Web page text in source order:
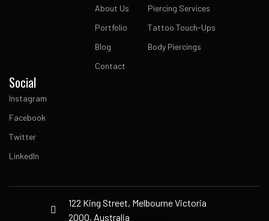
About Us
Portfolio
Blog
Contact
Piercing Services
Tattoo Touch-Ups
Body Piercings
Social
Instagram
Facebook
Twitter
LinkedIn
122 King Street, Melbourne Victoria
2000, Australia